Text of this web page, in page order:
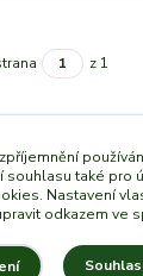
z 1
souhlasu také pro
Nastavení
odkazem ve